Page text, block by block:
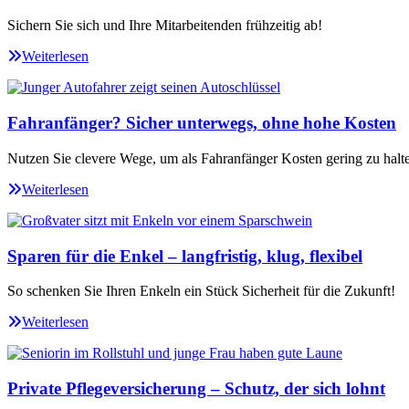
Sichern Sie sich und Ihre Mitarbeitenden frühzeitig ab!
Weiterlesen
Fahranfänger? Sicher unterwegs, ohne hohe Kosten
Nutzen Sie clevere Wege, um als Fahranfänger Kosten gering zu
Weiterlesen
Sparen für die Enkel – langfristig, klug, flexibel
So schenken Sie Ihren Enkeln ein Stück Sicherheit für die Zukunft!
Weiterlesen
Private Pflegeversicherung – Schutz, der sich lohnt